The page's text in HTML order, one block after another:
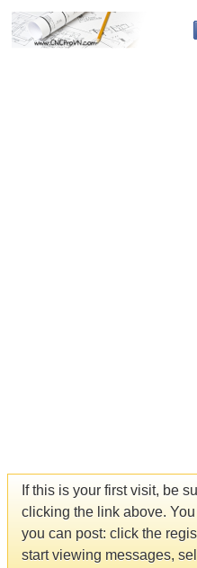
If this is your first visit, be
clicking the link above.
you can post: click the
start viewing messages,